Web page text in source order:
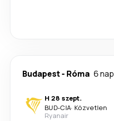
Budapest- Róma 6 nap
H 28 szept.
BUD-CIA· Közvetlen
Ryanair